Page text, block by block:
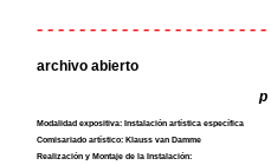
- - - - - - - - - - - - - - - - - - - - - -
archivo abierto
p-
Modalidad expositiva: Instalación artística específica
Comisariado artístico: Klauss van Damme
Realización y Montaje de la Instalación: